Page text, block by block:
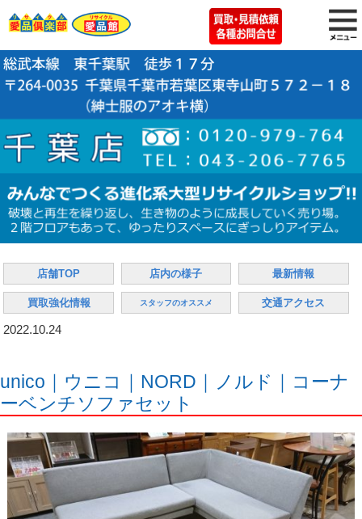
店舗TOP 店内の様子 最新情報
買取強化情報 スタッフのオススメ 交通アクセス
2022.10.24
unico｜ウニコ｜NORD｜ノルド｜コーナ
ーベンチソファセット